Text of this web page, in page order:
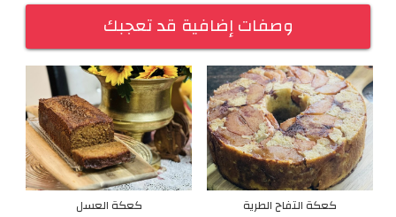
وصفات إضافية قد تعجبك
كعكة التفاح الطرية كعكة العسل